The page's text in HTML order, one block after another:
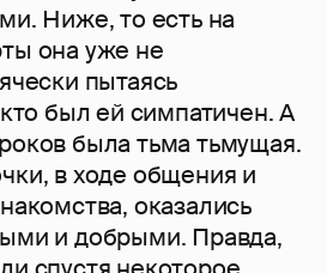
Ниже, то есть на
она уже не
пытаясь
был ей симпатичен. А
была тьма тьмущая.
в ходе общения и
оказались
и добрыми. Правда,